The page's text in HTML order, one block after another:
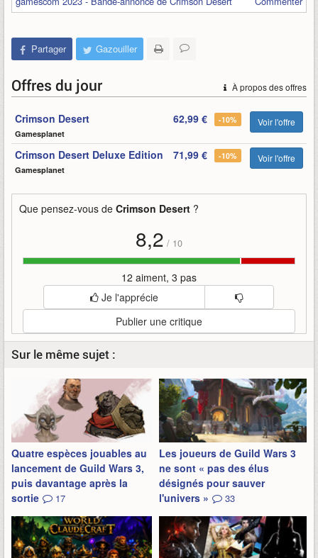
Partager Gazouiller
À propos des offres
Offres du jour
Crimson Desert
Gamesplanet
62,99 € -10% Voir l'offre
Crimson Desert Deluxe Edition
Gamesplanet
71,99 € -10% Voir l'offre
Que pensez-vous de Crimson Desert ?
8,2 / 10
12 aiment, 3 pas
Je l'apprécie
Publier une critique
Sur le même sujet :
Quatre espèces jouables au
lancement de Guild Wars 3,
puis davantage après la
sortie
17
Les joueurs de Guild Wars 3
ne sont « pas des élus
désignés pour sauver
l'univers »
33